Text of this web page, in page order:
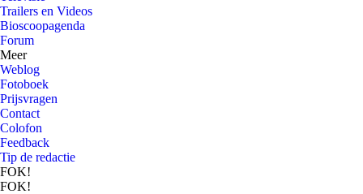
Trailers en Videos
Bioscoopagenda
Forum
Meer
Weblog
Fotoboek
Prijsvragen
Contact
Colofon
Feedback
Tip de redactie
FOK!
FOK!